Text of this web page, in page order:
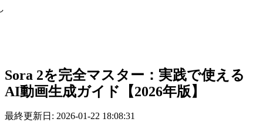
Sora 2を完全マスター：実践で使える
AI動画生成ガイド【2026年版】
最終更新日: 2026-01-22 18:08:31